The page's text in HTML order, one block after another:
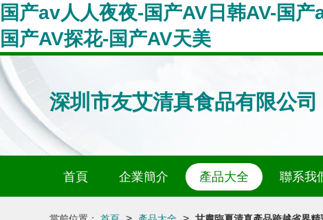
国产av人人夜夜-国产AV日韩AV-国
国产AV探花-国产AV天美
深圳市友艾清真食品有限公司
首頁 企業簡介 產品大全 聯系我